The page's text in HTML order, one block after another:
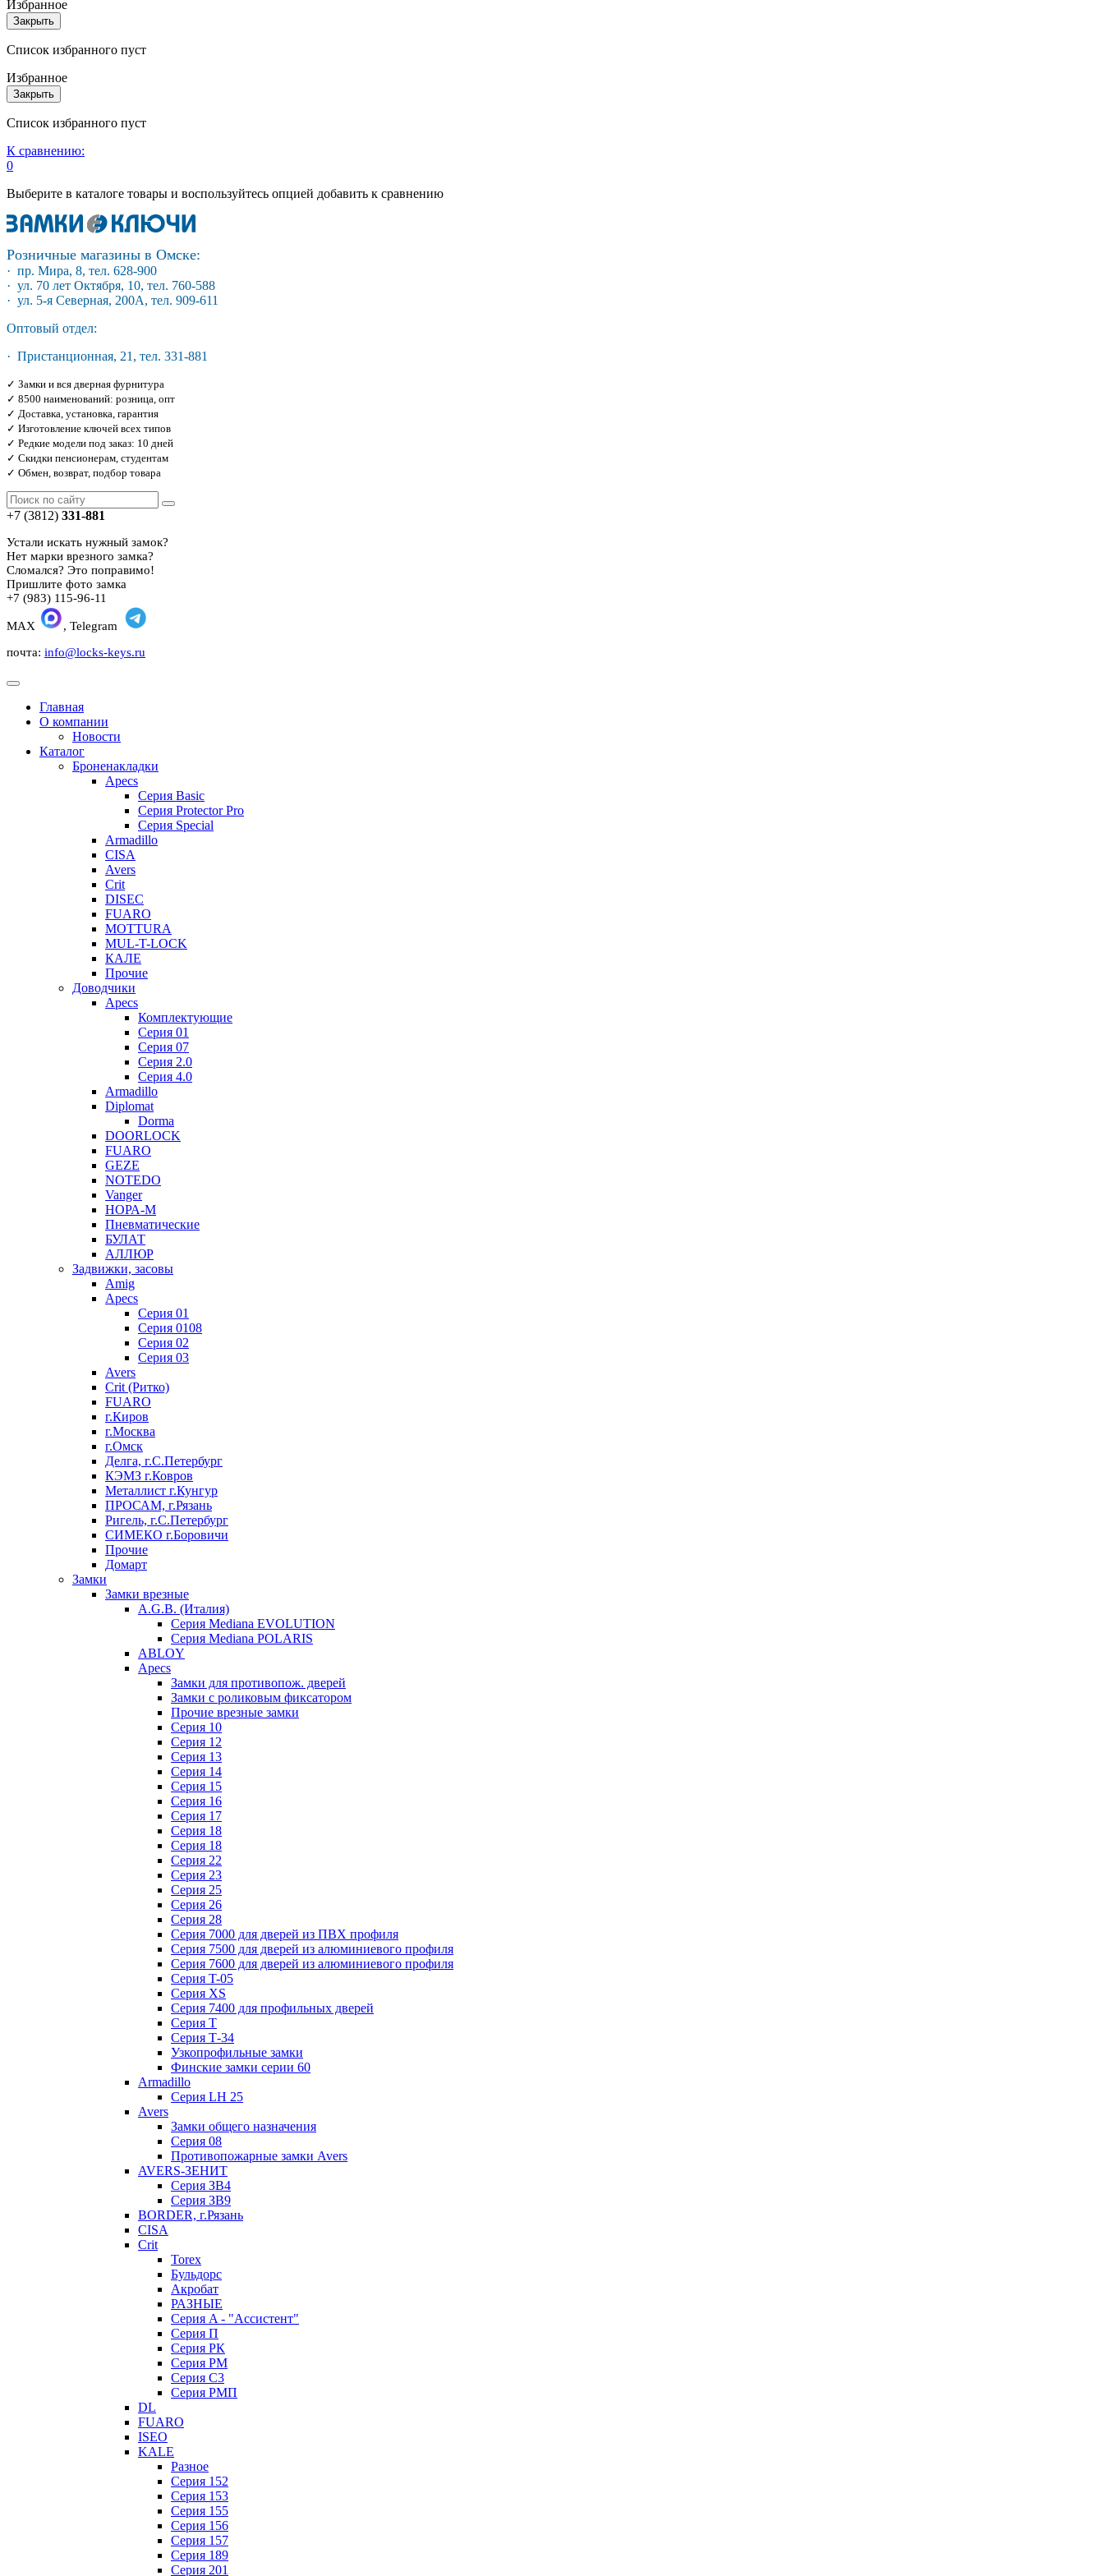
Избранное
Закрыть
Список избранного пуст
Избранное
Закрыть
Список избранного пуст
К сравнению:
0
Выберите в каталоге товары и воспользуйтесь опцией добавить к сравнению
Розничные магазины в Омске:
· пр. Мира, 8, тел. 628-900
· ул. 70 лет Октября, 10, тел. 760-588
· ул. 5-я Северная, 200А, тел. 909-611
Оптовый отдел:
· Пристанционная, 21, тел. 331-881
✓ Замки и вся дверная фурнитура
✓ 8500 наименований: розница, опт
✓ Доставка, установка, гарантия
✓ Изготовление ключей всех типов
✓ Редкие модели под заказ: 10 дней
✓ Скидки пенсионерам, студентам
✓ Обмен, возврат, подбор товара
+7 (3812) 331-881
Устали искать нужный замок?
Нет марки врезного замка?
Сломался? Это поправимо!
Пришлите фото замка
+7 (983) 115-96-11
MAX
, Telegram
почта: info@locks-keys.ru
Главная
О компании
Новости
Каталог
Броненакладки
Apecs
Серия Basic
Серия Protector Pro
Серия Special
Armadillo
CISA
Avers
Crit
DISEC
FUARO
MOTTURA
MUL-T-LOCK
КАЛЕ
Прочие
Доводчики
Apecs
Комплектующие
Серия 01
Серия 07
Серия 2.0
Серия 4.0
Armadillo
Diplomat
Dorma
DOORLOCK
FUARO
GEZE
NOTEDO
Vanger
НОРА-М
Пневматические
БУЛАТ
АЛЛЮР
Задвижки, засовы
Amig
Apecs
Серия 01
Серия 0108
Серия 02
Серия 03
Avers
Crit (Ритко)
FUARO
г.Киров
г.Москва
г.Омск
Делга, г.С.Петербург
КЭМЗ г.Ковров
Металлист г.Кунгур
ПРОСАМ, г.Рязань
Ригель, г.С.Петербург
СИМЕКО г.Боровичи
Прочие
Домарт
Замки
Замки врезные
A.G.B. (Италия)
Серия Mediana EVOLUTION
Серия Mediana POLARIS
ABLOY
Apecs
Замки для противопож. дверей
Замки с роликовым фиксатором
Прочие врезные замки
Серия 10
Серия 12
Серия 13
Серия 14
Серия 15
Серия 16
Серия 17
Серия 18
Серия 18
Серия 22
Серия 23
Серия 25
Серия 26
Серия 28
Серия 7000 для дверей из ПВХ профиля
Серия 7500 для дверей из алюминиевого профиля
Серия 7600 для дверей из алюминиевого профиля
Серия T-05
Серия XS
Серия 7400 для профильных дверей
Серия Т
Серия Т-34
Узкопрофильные замки
Финские замки серии 60
Armadillo
Серия LH 25
Avers
Замки общего назначения
Серия 08
Противопожарные замки Avers
AVERS-ЗЕНИТ
Серия ЗВ4
Серия ЗВ9
BORDER, г.Рязань
CISA
Crit
Torex
Бульдорс
Акробат
РАЗНЫЕ
Серия A - "Ассистент"
Серия П
Серия РК
Серия РМ
Серия С3
Серия РМП
DL
FUARO
ISEO
KALE
Разное
Серия 152
Серия 153
Серия 155
Серия 156
Серия 157
Серия 189
Серия 201